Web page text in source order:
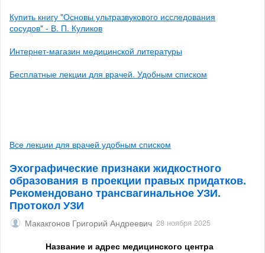
Купить книгу "Основы ультразвукового исследования
сосудов" - В. П. Куликов
Интернет-магазин медицинской литературы
Бесплатные лекции для врачей. Удобным списком
Все лекции для врачей удобным списком
Эхографические признаки жидкостного
образования в проекции правых придатков.
Рекомендовано трансвагинальное УЗИ.
Протокол УЗИ
Макакгонов Григорий Андреевич 28 ноября 2025
Название и адрес медицинского центра